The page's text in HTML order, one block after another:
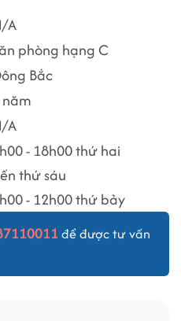
A
phòng hạng C
Bắc
A
- 18h00 thứ hai
thứ sáu
- 12h00 thứ bảy
để được tư vấn